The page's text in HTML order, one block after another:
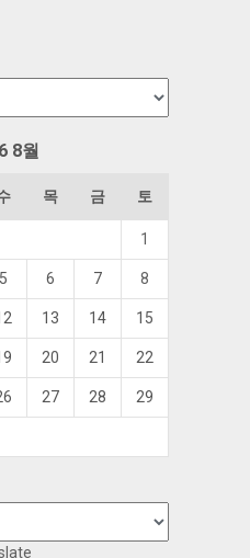
8월
목 금 토
1
5 6 7 8
13 14 15
20 21 22
27 28 29